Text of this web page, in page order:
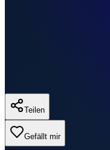
Teilen
Gefällt mir